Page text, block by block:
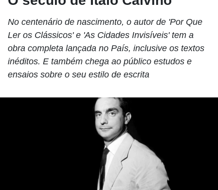
No centenário de nascimento, o autor de 'Por Que
Ler os Clássicos' e 'As Cidades Invisíveis' tem a
obra completa lançada no País, inclusive os textos
inéditos. E também chega ao público estudos e
ensaios sobre o seu estilo de escrita